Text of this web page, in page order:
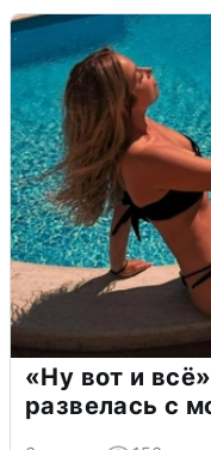
«Ну вот и
развелась с